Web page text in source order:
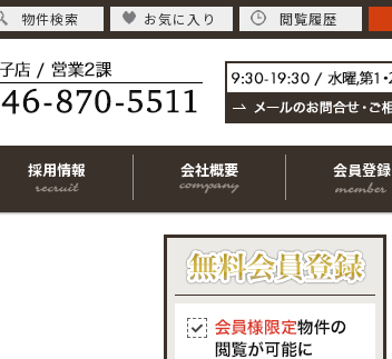
採用情報 会社概要 会員登録
物件検索 お気に入り 閲覧履歴